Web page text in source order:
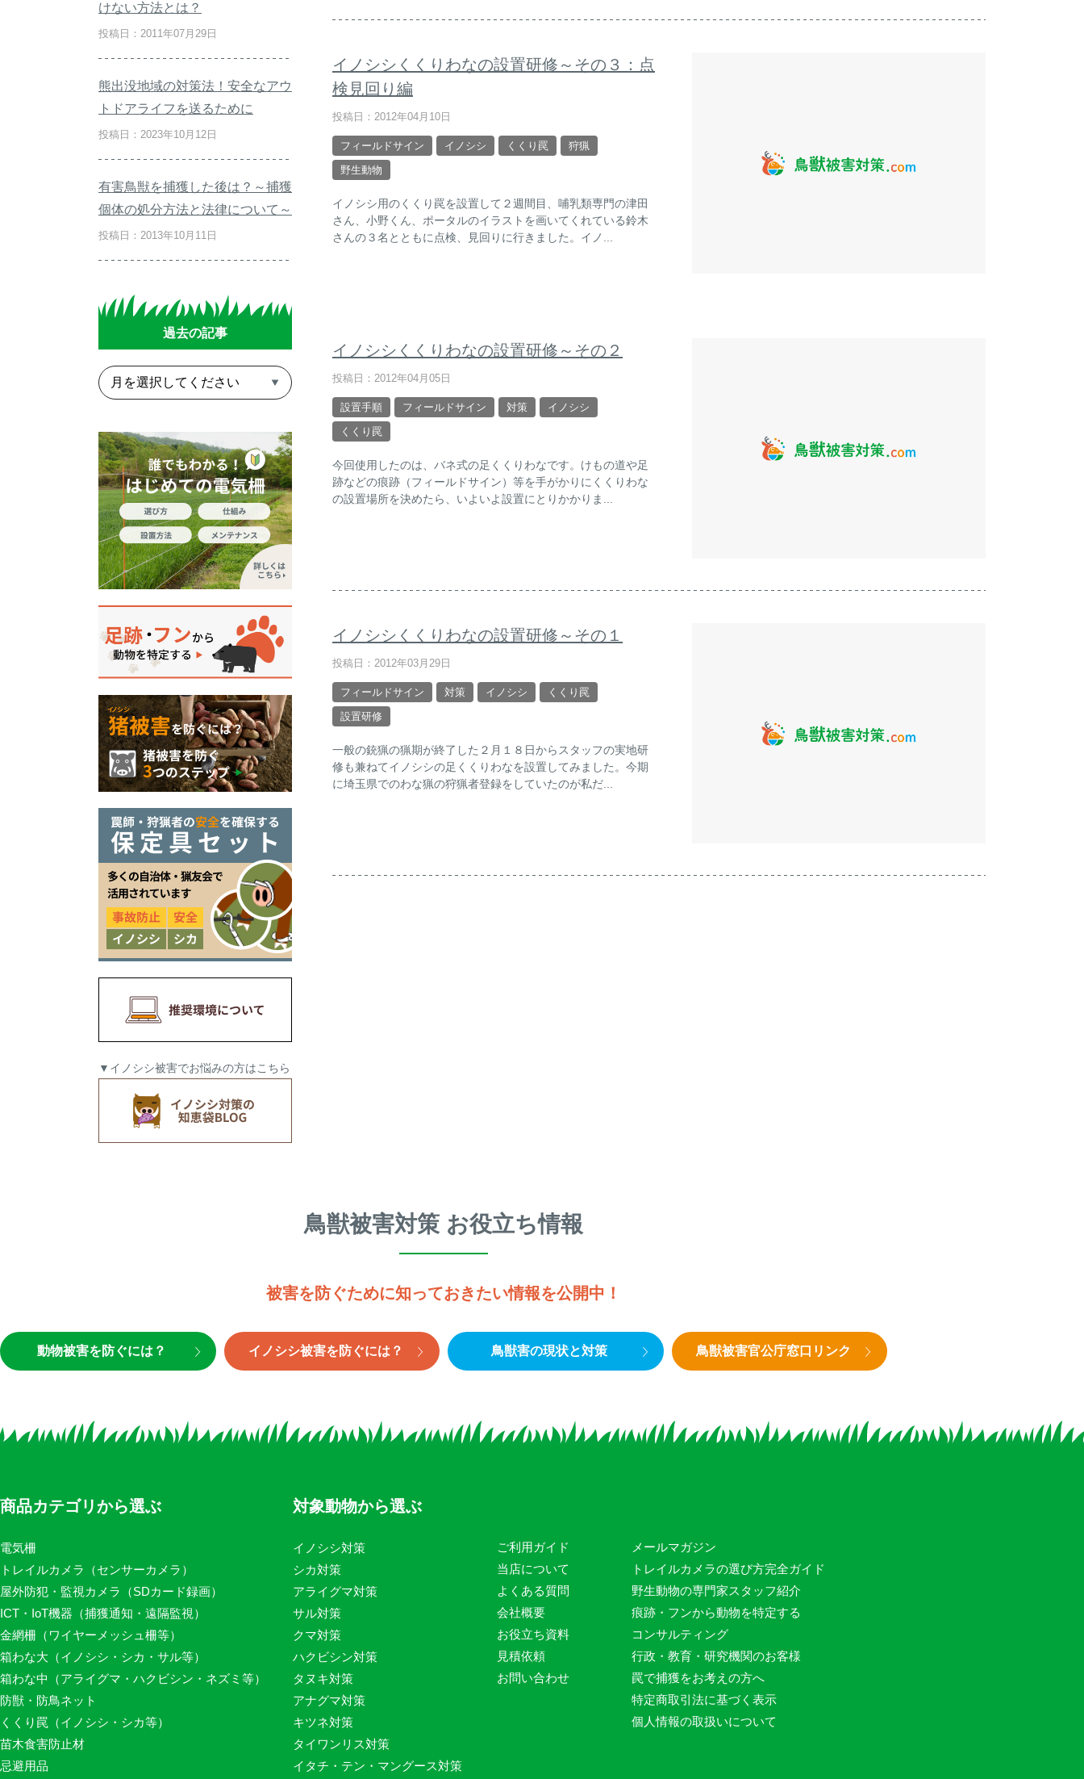
けない方法とは？
投稿日：2011年07月29日
熊出没地域の対策法！安全なアウ
トドアライフを送るために
投稿日：2023年10月12日
有害鳥獣を捕獲した後は？～捕獲
個体の処分方法と法律について～
投稿日：2013年10月11日
過去の記事
▼イノシシ被害でお悩みの方はこちら
イノシシくくりわなの設置研修～その３：点
検見回り編
投稿日：2012年04月10日
フィールドサイン イノシシ くくり罠
狩猟
野生動物
イノシシ用のくくり罠を設置して２週間目、哺乳類専門の津田
さん、小野くん、ポータルのイラストを画いてくれている鈴木
さんの３名とともに点検、見回りに行きました。イノ...
イノシシくくりわなの設置研修～その２
投稿日：2012年04月05日
設置手順 フィールドサイン 対策
イノシシ
くくり罠
今回使用したのは、バネ式の足くくりわなです。けもの道や足
跡などの痕跡（フィールドサイン）等を手がかりにくくりわな
の設置場所を決めたら、いよいよ設置にとりかかりま...
イノシシくくりわなの設置研修～その１
投稿日：2012年03月29日
フィールドサイン 対策 イノシシ
くくり罠
設置研修
一般の銃猟の猟期が終了した２月１８日からスタッフの実地研
修も兼ねてイノシシの足くくりわなを設置してみました。今期
に埼玉県でのわな猟の狩猟者登録をしていたのが私だ...
鳥獣被害対策 お役立ち情報
被害を防ぐために知っておきたい情報を公開中！
動物被害を防ぐには？ イノシシ被害を防ぐには？ 鳥獣害の現状と対策 鳥獣被害官公庁窓口リンク
商品カテゴリから選ぶ
電気柵
トレイルカメラ（センサーカメラ）
屋外防犯・監視カメラ（SDカード録画）
ICT・IoT機器（捕獲通知・遠隔監視）
金網柵（ワイヤーメッシュ柵等）
箱わな大（イノシシ・シカ・サル等）
箱わな中（アライグマ・ハクビシン・ネズミ等）
防獣・防鳥ネット
くくり罠（イノシシ・シカ等）
苗木食害防止材
忌避用品
対象動物から選ぶ
イノシシ対策
シカ対策
アライグマ対策
サル対策
クマ対策
ハクビシン対策
タヌキ対策
アナグマ対策
キツネ対策
タイワンリス対策
イタチ・テン・マングース対策
ご利用ガイド
当店について
よくある質問
会社概要
お役立ち資料
見積依頼
お問い合わせ
メールマガジン
トレイルカメラの選び方完全ガイド
野生動物の専門家スタッフ紹介
痕跡・フンから動物を特定する
コンサルティング
行政・教育・研究機関のお客様
罠で捕獲をお考えの方へ
特定商取引法に基づく表示
個人情報の取扱いについて